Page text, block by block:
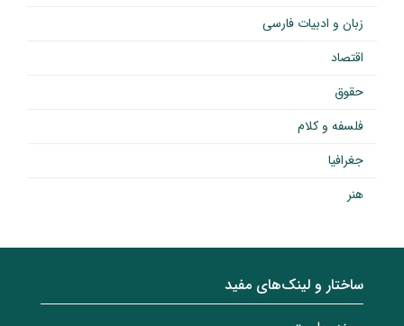
زبان و ادبیات فارسی
اقتصاد
حقوق
فلسفه و کلام
جغرافیا
هنر
ساختار‌‌ و‌‌ لینک‌های مفید